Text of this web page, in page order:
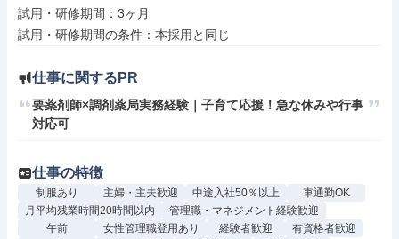
試用・研修期間：3ヶ月
仕事に関するPR
要薬剤師×調剤薬局実務経験｜子育て応援！急な休みや行事
対応可
仕事の特徴
制服あり 主婦・主夫歓迎 中途入社50％以上
車通勤OK
月平均残業時間20時間以内
管理職・マネジメント経験歓迎
午前
女性管理職登用あり 経験者歓迎
有資格者歓迎